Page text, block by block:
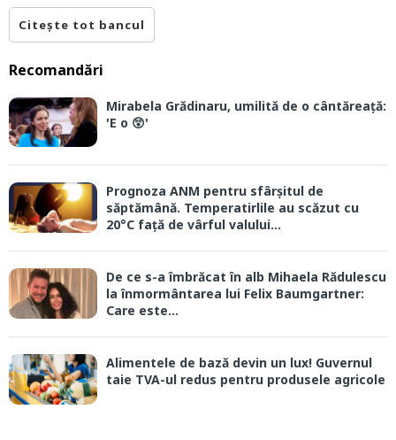
Citește tot bancul
Recomandări
Mirabela Grădinaru, umilită de o cântăreață:
'E o 😲'
Prognoza ANM pentru sfârșitul de
săptămână. Temperatirlile au scăzut cu
20°C față de vârful valului...
De ce s-a îmbrăcat în alb Mihaela Rădulescu
la înmormântarea lui Felix Baumgartner:
Care este...
Alimentele de bază devin un lux! Guvernul
taie TVA-ul redus pentru produsele agricole